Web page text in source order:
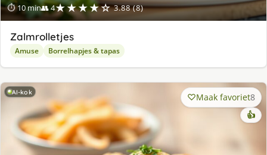
⏱ 10 min👥 4★★★★☆ 3.88 (8)
Zalmrolletjes
Amuse Borrelhapjes & tapas
AI-kok Maak favoriet8
👍